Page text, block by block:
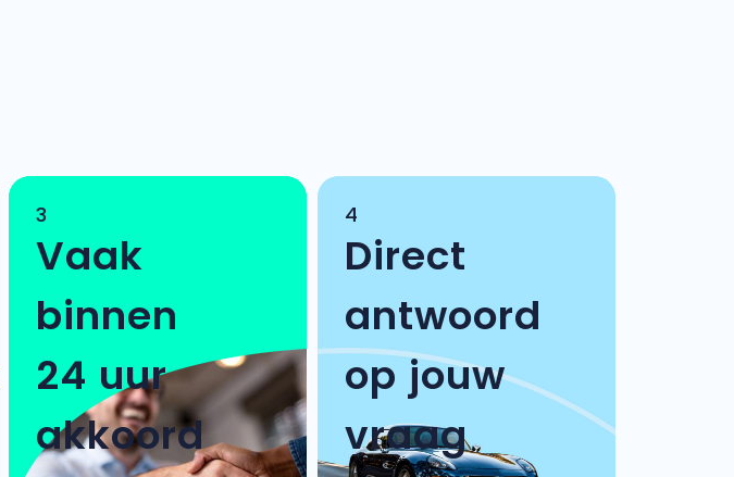
3
Vaak
binnen
24 uur
akkoord
4
Direct
antwoord
op jouw
vraag